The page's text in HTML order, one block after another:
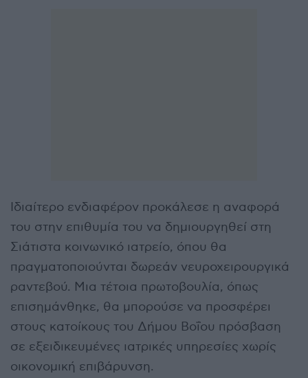
Ιδιαίτερο ενδιαφέρον προκάλεσε η αναφορά
του στην επιθυμία του να δημιουργηθεί στη
Σιάτιστα κοινωνικό ιατρείο, όπου θα
πραγματοποιούνται δωρεάν νευροχειρουργικά
ραντεβού. Μια τέτοια πρωτοβουλία, όπως
επισημάνθηκε, θα μπορούσε να προσφέρει
στους κατοίκους του Δήμου Βοΐου πρόσβαση
σε εξειδικευμένες ιατρικές υπηρεσίες χωρίς
οικονομική επιβάρυνση.